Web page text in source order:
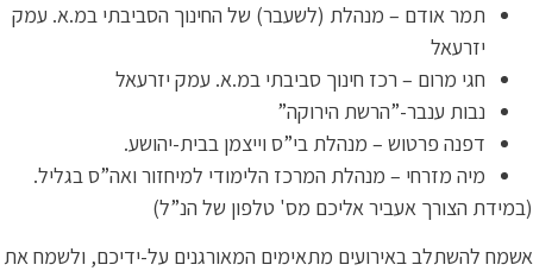
תמר אודם – מנהלת (לשעבר) של החינוך הסביבתי במ.א. עמק
יזרעאל
חגי מרום – רכז חינוך סביבתי במ.א. עמק יזרעאל
נבות ענבר-”הרשת הירוקה”
דפנה פרטוש – מנהלת בי”ס וייצמן בבית-יהושע.
מיה מזרחי – מנהלת המרכז הלימודי למיחזור ואה”ס בגליל.
הצורך אעביר אליכם מס' טלפון של הנ”ל)
להשתלב באירועים מתאימים המאורגנים על-ידיכם, ולשמח את